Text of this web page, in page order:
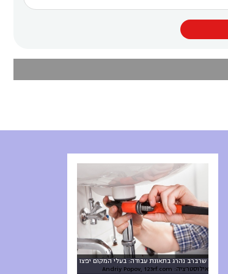
שרברב נהרג בתאונת עבודה: בעלי המקום יפצו
אילוסטרציה: Andriy Popov, 123rf.com